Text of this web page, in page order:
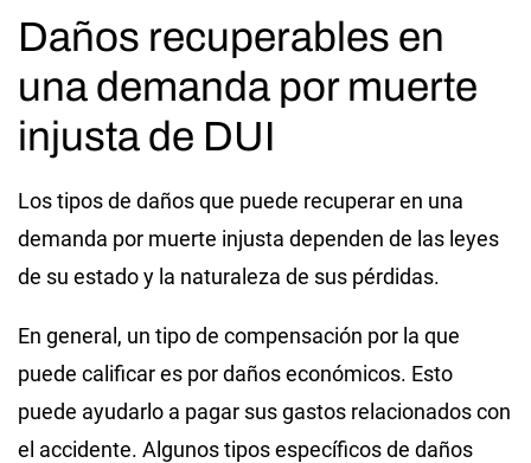
Daños recuperables en
una demanda por muerte
injusta de DUI
Los tipos de daños que puede recuperar en una
demanda por muerte injusta dependen de las leyes
de su estado y la naturaleza de sus pérdidas.
En general, un tipo de compensación por la que
puede calificar es por daños económicos. Esto
puede ayudarlo a pagar sus gastos relacionados con
el accidente. Algunos tipos específicos de daños